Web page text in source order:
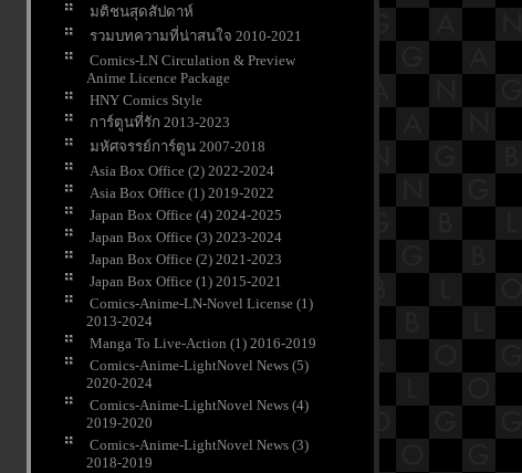
มติชนสุดสัปดาห์
รวมบทความที่น่าสนใจ 2010-2021
Comics-LN Circulation & Preview
Anime Licence Package
HNY Comics Style
การ์ตูนที่รัก 2013-2023
มหัศจรรย์การ์ตูน 2007-2018
Asia Box Office (2) 2022-2024
Asia Box Office (1) 2019-2022
Japan Box Office (4) 2024-2025
Japan Box Office (3) 2023-2024
Japan Box Office (2) 2021-2023
Japan Box Office (1) 2015-2021
Comics-Anime-LN-Novel License (1)
2013-2024
Manga To Live-Action (1) 2016-2019
Comics-Anime-LightNovel News (5)
2020-2024
Comics-Anime-LightNovel News (4)
2019-2020
Comics-Anime-LightNovel News (3)
2018-2019